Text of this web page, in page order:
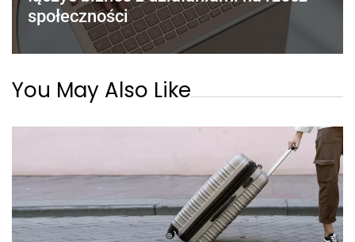
społeczności
You May Also Like